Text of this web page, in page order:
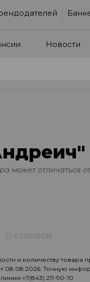
Новости
может отличаться
0 отзывов
и количеству товара
08.08.2026. Точную
+7(843) 211-90-10